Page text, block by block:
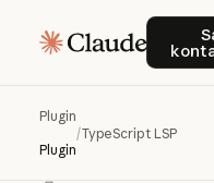
Plugin
Plugin
/TypeScript LSP
TypeScript/
fürerweiterte